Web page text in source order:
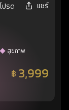
ปรด แชร์
สุขภาพ
฿ 3,999